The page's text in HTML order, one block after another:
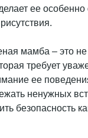
ее особенно
мамба – это не
требует
ее
ненужных
безопасность